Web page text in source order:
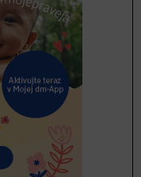
dojčenia,“